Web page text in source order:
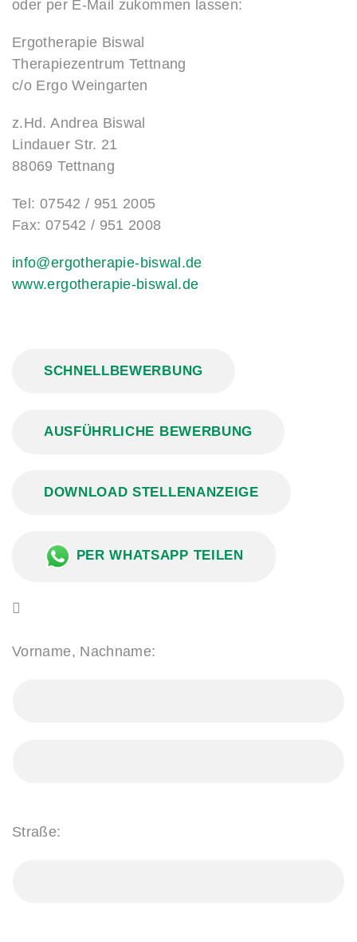
oder per E-Mail zukommen lassen:
Ergotherapie Biswal
Therapiezentrum Tettnang
c/o Ergo Weingarten
z.Hd. Andrea Biswal
Lindauer Str. 21
88069 Tettnang
Tel: 07542 / 951 2005
Fax: 07542 / 951 2008
www.ergotherapie-biswal.de
SCHNELLBEWERBUNG
AUSFÜHRLICHE BEWERBUNG
DOWNLOAD STELLENANZEIGE
PER WHATSAPP TEILEN
Vorname, Nachname:
Straße: